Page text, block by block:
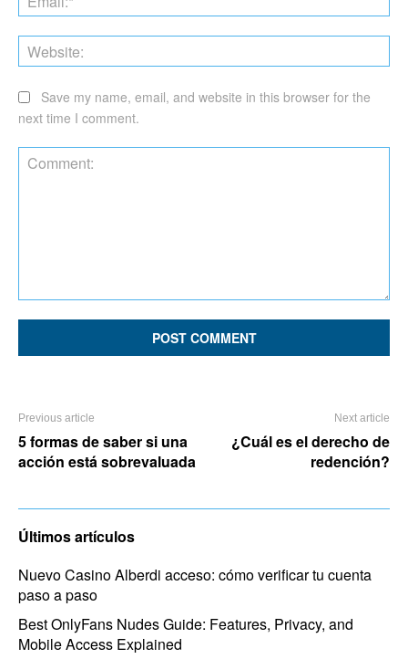
Save my name, email, and website in this browser for the
next time I comment.
Previous article
5 formas de saber si una
acción está sobrevaluada
Next article
¿Cuál es el derecho de
redención?
Últimos artículos
Nuevo Casino Alberdi acceso: cómo verificar tu cuenta
paso a paso
Best OnlyFans Nudes Guide: Features, Privacy, and
Mobile Access Explained